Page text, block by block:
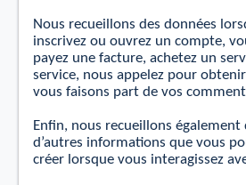
Nous recueillons des données
inscrivez ou ouvrez un compte,
payez une facture, achetez un
service, nous appelez pour
vous faisons part de vos
Enﬁn, nous recueillons
d’autres informations que vous
créer lorsque vous interagissez